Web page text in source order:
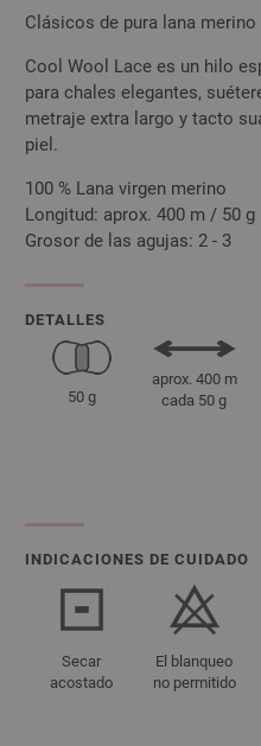
Clásicos de pura lana merino
Cool Wool Lace es un hilo
para chales elegantes,
metraje extra largo y tacto
piel.
100 % Lana virgen merino
Longitud: aprox. 400 m / 50 g
Grosor de las agujas: 2 - 3
DETALLES
50 g
aprox. 400 m
cada 50 g
INDICACIONES DE CUIDADO
Secar
acostado
El blanqueo
no permitido